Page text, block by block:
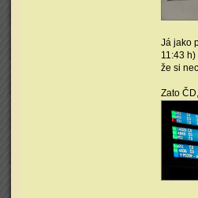
Já jako
11:43
že si
Zato